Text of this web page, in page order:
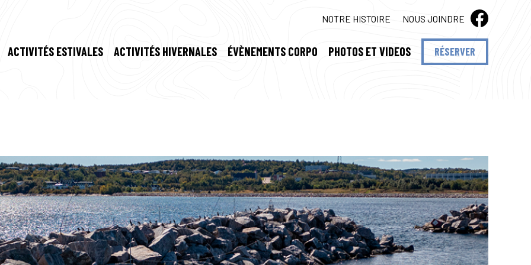
NOTRE HISTOIRE NOUS JOINDRE
ACTIVITÉS ESTIVALES ACTIVITÉS HIVERNALES ÉVÈNEMENTS CORPO PHOTOS ET VIDEOS RÉSERVER